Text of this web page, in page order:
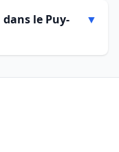
le Puy-
▼